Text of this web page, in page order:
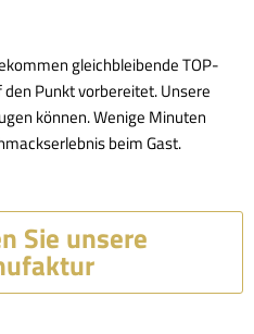
gleichbleibende TOP-
Punkt vorbereitet. Unsere
können. Wenige Minuten
beim Gast.
Sie unsere